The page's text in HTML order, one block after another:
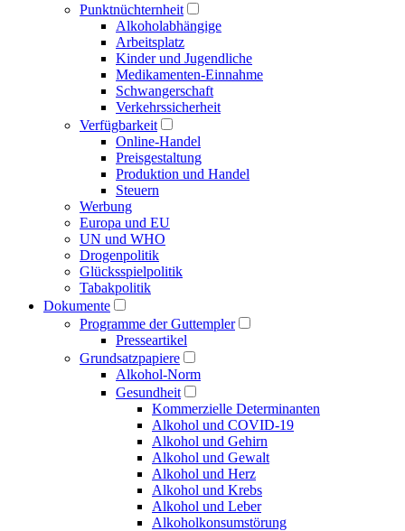
Punktnüchternheit
Alkoholabhängige
Arbeitsplatz
Kinder und Jugendliche
Medikamenten-Einnahme
Schwangerschaft
Verkehrssicherheit
Verfügbarkeit
Online-Handel
Preisgestaltung
Produktion und Handel
Steuern
Werbung
Europa und EU
UN und WHO
Drogenpolitik
Glücksspielpolitik
Tabakpolitik
Dokumente
Programme der Guttempler
Presse­artikel
Grundsatzpapiere
Alkohol-Norm
Gesundheit
Kommerzielle Determinanten
Alkohol und COVID-19
Alkohol und Gehirn
Alkohol und Gewalt
Alkohol und Herz
Alkohol und Krebs
Alkohol und Leber
Alkoholkonsumstörung